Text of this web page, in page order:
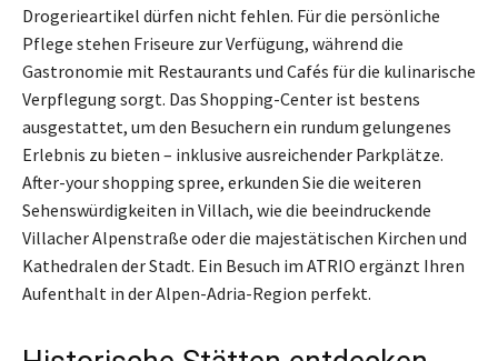
Drogerieartikel dürfen nicht fehlen. Für die persönliche
Pflege stehen Friseure zur Verfügung, während die
Gastronomie mit Restaurants und Cafés für die kulinarische
Verpflegung sorgt. Das Shopping-Center ist bestens
ausgestattet, um den Besuchern ein rundum gelungenes
Erlebnis zu bieten – inklusive ausreichender Parkplätze.
After-your shopping spree, erkunden Sie die weiteren
Sehenswürdigkeiten in Villach, wie die beeindruckende
Villacher Alpenstraße oder die majestätischen Kirchen und
Kathedralen der Stadt. Ein Besuch im ATRIO ergänzt Ihren
Aufenthalt in der Alpen-Adria-Region perfekt.